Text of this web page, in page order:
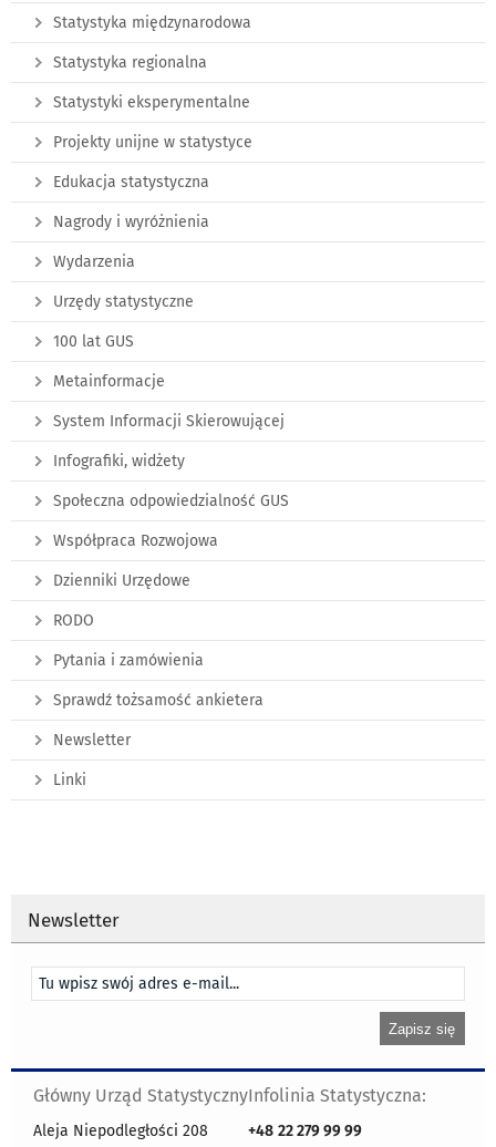
Statystyka międzynarodowa
Statystyka regionalna
Statystyki eksperymentalne
Projekty unijne w statystyce
Edukacja statystyczna
Nagrody i wyróżnienia
Wydarzenia
Urzędy statystyczne
100 lat GUS
Metainformacje
System Informacji Skierowującej
Infografiki, widżety
Społeczna odpowiedzialność GUS
Współpraca Rozwojowa
Dzienniki Urzędowe
RODO
Pytania i zamówienia
Sprawdź tożsamość ankietera
Newsletter
Linki
Newsletter
Główny Urząd Statystyczny
Aleja Niepodległości 208
Infolinia Statystyczna:
+48 22 279 99 99